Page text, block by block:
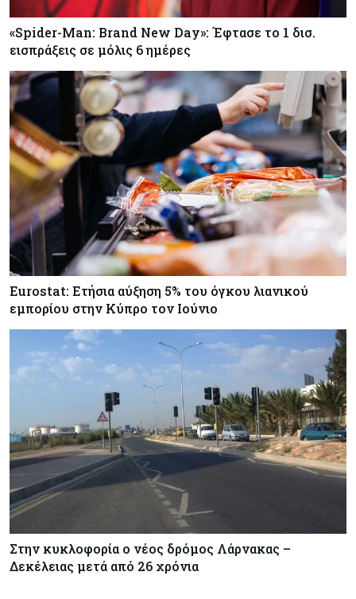
«Spider-Man: Brand New Day»: Έφτασε το 1 δισ.
εισπράξεις σε μόλις 6 ημέρες
Eurostat: Ετήσια αύξηση 5% του όγκου λιανικού
εμπορίου στην Κύπρο τον Ιούνιο
Στην κυκλοφορία ο νέος δρόμος Λάρνακας –
Δεκέλειας μετά από 26 χρόνια